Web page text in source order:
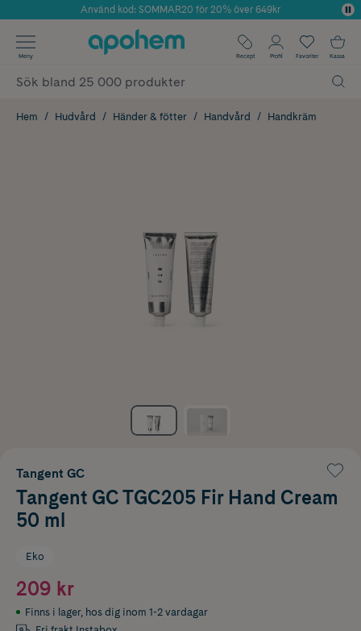
Årets Butik 2025 inom Skönhet
Använd kod: SOMMAR20 för 20% över 649kr
✓ Fri frakt
✓ Poäng på alla köp*
Meny Recept Profil Favoriter Kassa
Hem Hudvård Händer & fötter Handvård Handkräm
Tangent GC
Tangent GC TGC205 Fir Hand Cream
50 ml
Eko
209 kr
Finns i lager, hos dig inom 1-2 vardagar